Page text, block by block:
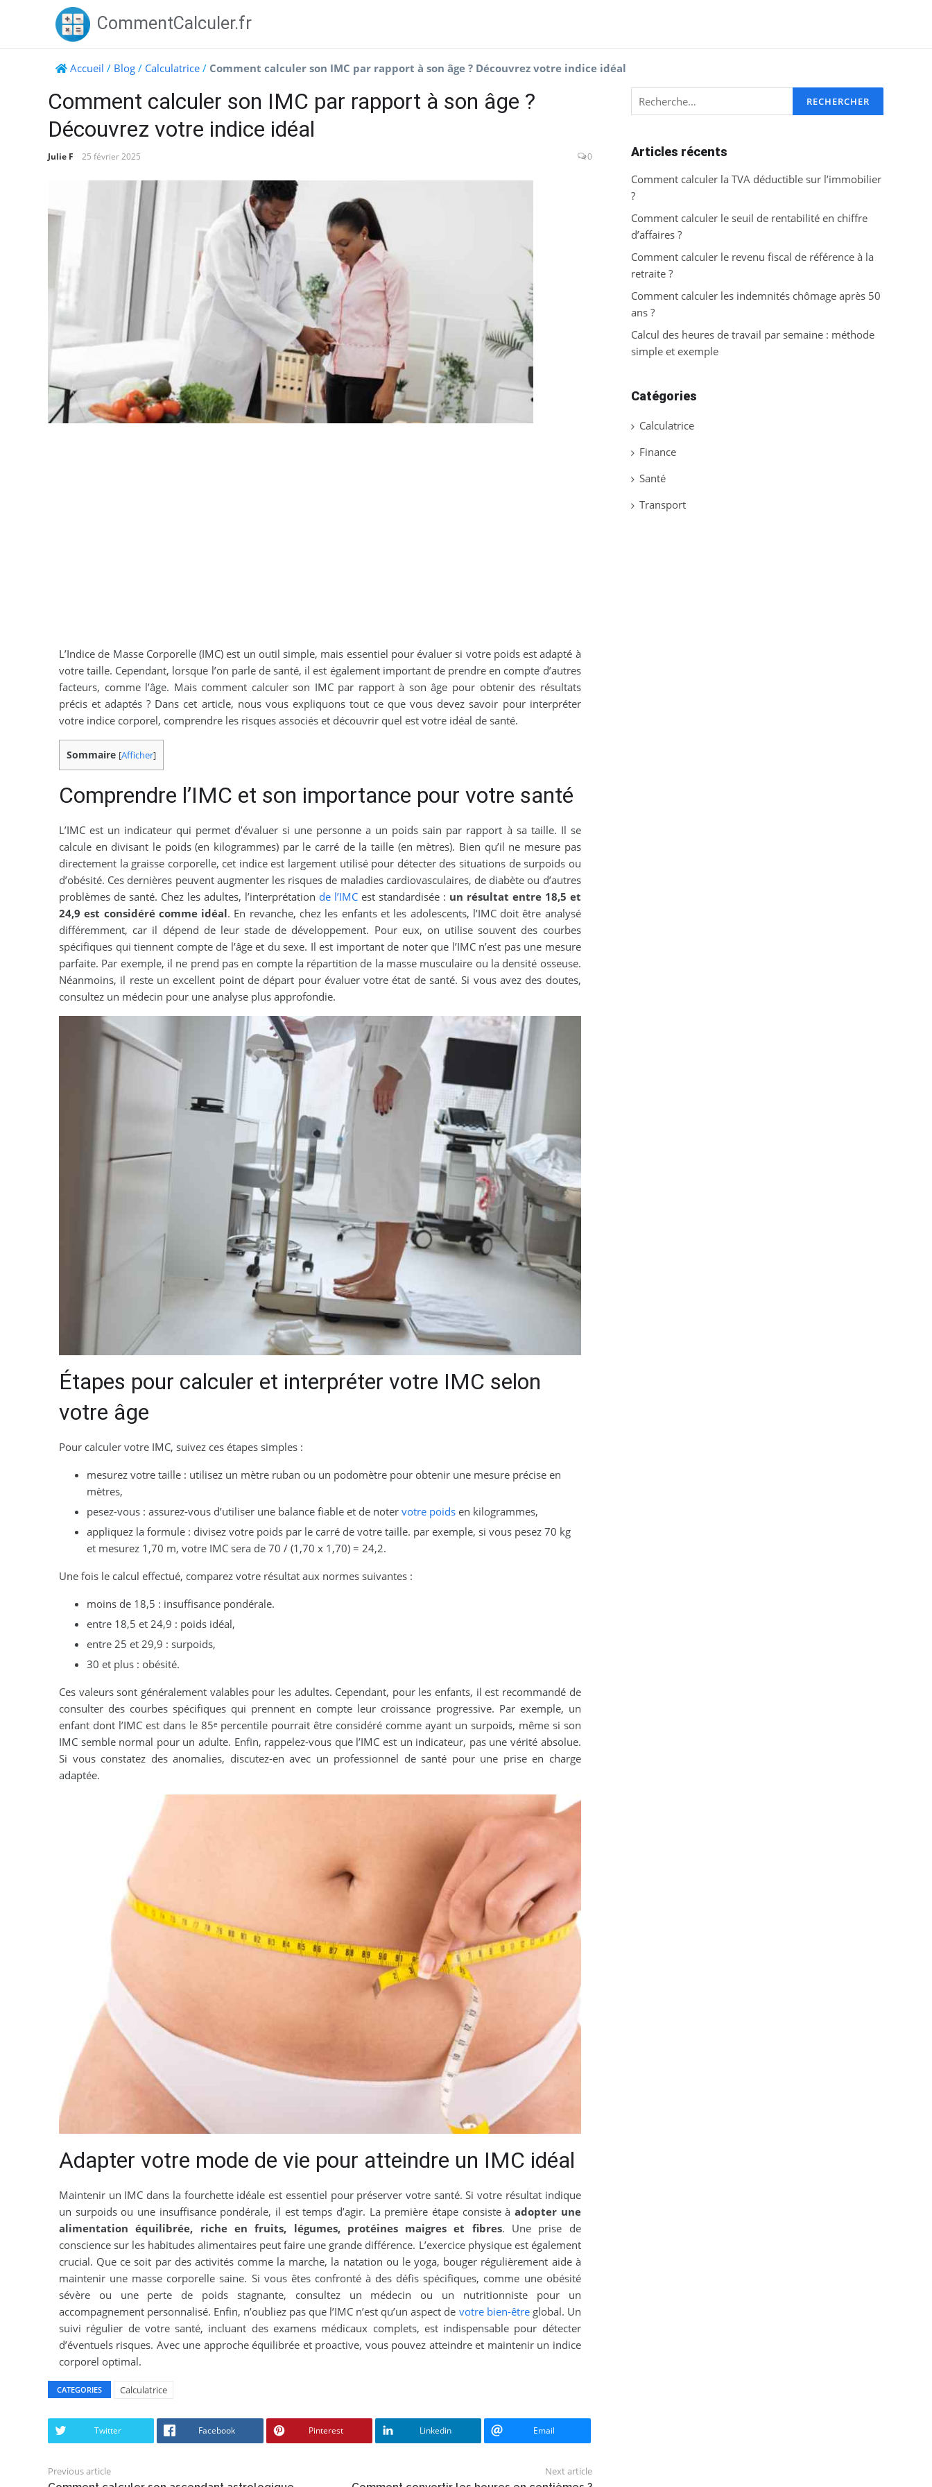
CommentCalculer.fr
Accueil / Blog / Calculatrice / Comment calculer son IMC par rapport à son âge ? Découvrez votre indice idéal
Comment calculer son IMC par rapport à son âge ?
Découvrez votre indice idéal
Julie F 25 février 2025 0
L’Indice de Masse Corporelle (IMC) est un outil simple, mais essentiel pour évaluer si votre poids est adapté à
votre taille. Cependant, lorsque l’on parle de santé, il est également important de prendre en compte d’autres
facteurs, comme l’âge. Mais comment calculer son IMC par rapport à son âge pour obtenir des résultats
précis et adaptés ? Dans cet article, nous vous expliquons tout ce que vous devez savoir pour interpréter
votre indice corporel, comprendre les risques associés et découvrir quel est votre idéal de santé.
Sommaire [Afficher]
Comprendre l’IMC et son importance pour votre santé
L’IMC est un indicateur qui permet d’évaluer si une personne a un poids sain par rapport à sa taille. Il se
calcule en divisant le poids (en kilogrammes) par le carré de la taille (en mètres). Bien qu’il ne mesure pas
directement la graisse corporelle, cet indice est largement utilisé pour détecter des situations de surpoids ou
d’obésité. Ces dernières peuvent augmenter les risques de maladies cardiovasculaires, de diabète ou d’autres
problèmes de santé. Chez les adultes, l’interprétation de l’IMCest standardisée : un résultat entre 18,5 et
24,9 est considéré comme idéal. En revanche, chez les enfants et les adolescents, l’IMC doit être analysé
différemment, car il dépend de leur stade de développement. Pour eux, on utilise souvent des courbes
spécifiques qui tiennent compte de l’âge et du sexe. Il est important de noter que l’IMC n’est pas une mesure
parfaite. Par exemple, il ne prend pas en compte la répartition de la masse musculaire ou la densité osseuse.
Néanmoins, il reste un excellent point de départ pour évaluer votre état de santé. Si vous avez des doutes,
consultez un médecin pour une analyse plus approfondie.
Étapes pour calculer et interpréter votre IMC selon
votre âge
Pour calculer votre IMC, suivez ces étapes simples :
mesurez votre taille : utilisez un mètre ruban ou un podomètre pour obtenir une mesure précise en
mètres,
pesez-vous : assurez-vous d’utiliser une balance fiable et de noter votre poids en kilogrammes,
appliquez la formule : divisez votre poids par le carré de votre taille. par exemple, si vous pesez 70 kg
et mesurez 1,70 m, votre IMC sera de 70 / (1,70 x 1,70) = 24,2.
Une fois le calcul effectué, comparez votre résultat aux normes suivantes :
moins de 18,5 : insuffisance pondérale.
entre 18,5 et 24,9 : poids idéal,
entre 25 et 29,9 : surpoids,
30 et plus : obésité.
Ces valeurs sont généralement valables pour les adultes. Cependant, pour les enfants, il est recommandé de
consulter des courbes spécifiques qui prennent en compte leur croissance progressive. Par exemple, un
enfant dont l’IMC est dans le 85ᵉ percentile pourrait être considéré comme ayant un surpoids, même si son
IMC semble normal pour un adulte. Enfin, rappelez-vous que l’IMC est un indicateur, pas une vérité absolue.
Si vous constatez des anomalies, discutez-en avec un professionnel de santé pour une prise en charge
adaptée.
Adapter votre mode de vie pour atteindre un IMC idéal
Maintenir un IMC dans la fourchette idéale est essentiel pour préserver votre santé. Si votre résultat indique
un surpoids ou une insuffisance pondérale, il est temps d’agir. La première étape consiste à adopter une
alimentation équilibrée, riche en fruits, légumes, protéines maigres et fibres. Une prise de
conscience sur les habitudes alimentaires peut faire une grande différence. L’exercice physique est également
crucial. Que ce soit par des activités comme la marche, la natation ou le yoga, bouger régulièrement aide à
maintenir une masse corporelle saine. Si vous êtes confronté à des défis spécifiques, comme une obésité
sévère ou une perte de poids stagnante, consultez un médecin ou un nutritionniste pour un
accompagnement personnalisé. Enfin, n’oubliez pas que l’IMC n’est qu’un aspect de votre bien-êtreglobal. Un
suivi régulier de votre santé, incluant des examens médicaux complets, est indispensable pour détecter
d’éventuels risques. Avec une approche équilibrée et proactive, vous pouvez atteindre et maintenir un indice
corporel optimal.
CATEGORIES Calculatrice
Twitter Facebook Pinterest Linkedin Email
Previous article
Next article
Rechercher :
Articles récents
Comment calculer la TVA déductible sur l’immobilier
?
Comment calculer le seuil de rentabilité en chiffre
d’affaires ?
Comment calculer le revenu fiscal de référence à la
retraite ?
Comment calculer les indemnités chômage après 50
ans ?
Calcul des heures de travail par semaine : méthode
simple et exemple
Catégories
Calculatrice
Finance
Santé
Transport